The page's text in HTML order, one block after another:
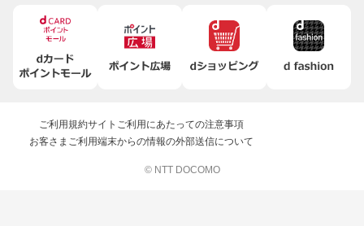
ご利用規約サイトご利用にあたっての注意事項
お客さまご利用端末からの情報の外部送信について
© NTT DOCOMO